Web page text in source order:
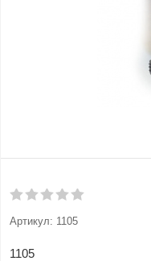
Артикул: 1105
1105